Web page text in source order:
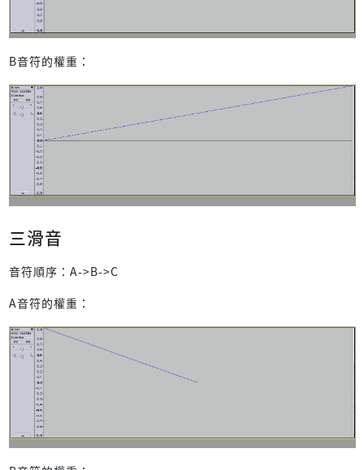
B音符的權重：
三滑音
音符順序：A->B->C
A音符的權重：